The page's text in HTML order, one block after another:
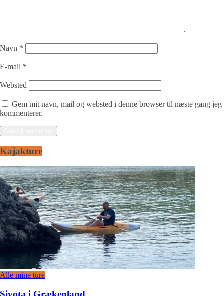
Navn *
E-mail *
Websted
Gem mit navn, mail og websted i denne browser til næste gang jeg
kommenterer.
Kajakture
Alle mine ture